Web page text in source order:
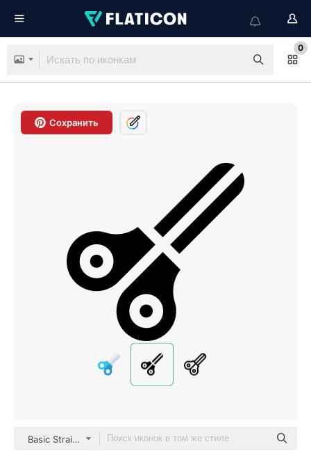
0
Сохранить
Basic Straight Filled